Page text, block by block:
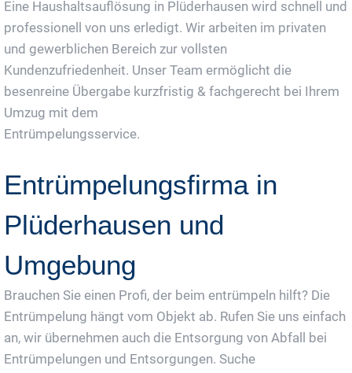
Eine Haushaltsauflösung in Plüderhausen wird schnell und
professionell von uns erledigt. Wir arbeiten im privaten
und gewerblichen Bereich zur vollsten
Kundenzufriedenheit. Unser Team ermöglicht die
besenreine Übergabe kurzfristig & fachgerecht bei Ihrem
Umzug mit dem
Entrümpelungsservice.
Entrümpelungsfirma in
Plüderhausen und
Umgebung
Brauchen Sie einen Profi, der beim entrümpeln hilft? Die
Entrümpelung hängt vom Objekt ab. Rufen Sie uns einfach
an, wir übernehmen auch die Entsorgung von Abfall bei
Entrümpelungen und Entsorgungen. Suche